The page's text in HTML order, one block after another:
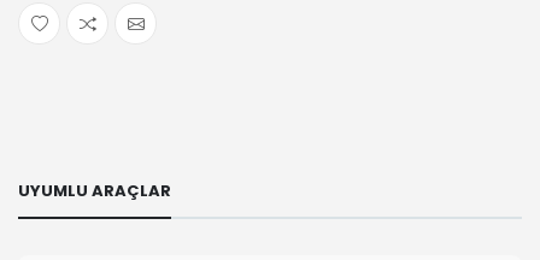
UYUMLU ARAÇLAR